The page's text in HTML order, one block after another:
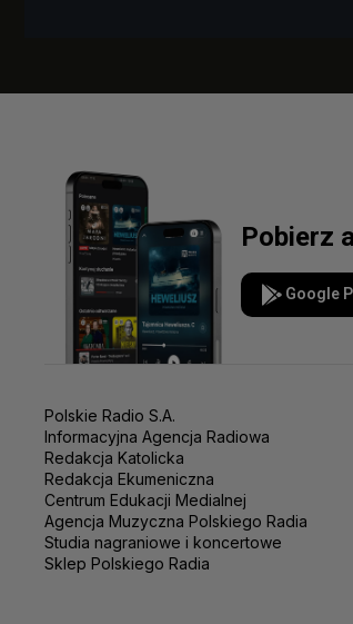
Pobierz
Google
Polskie Radio S.A.
Informacyjna Agencja Radiowa
Redakcja Katolicka
Redakcja Ekumeniczna
Centrum Edukacji Medialnej
Agencja Muzyczna Polskiego Radia
Studia nagraniowe i koncertowe
Sklep Polskiego Radia